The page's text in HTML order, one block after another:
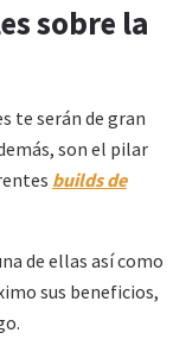
sobre la
te serán de gran
son el pilar
builds de
de ellas así como
sus beneficios,